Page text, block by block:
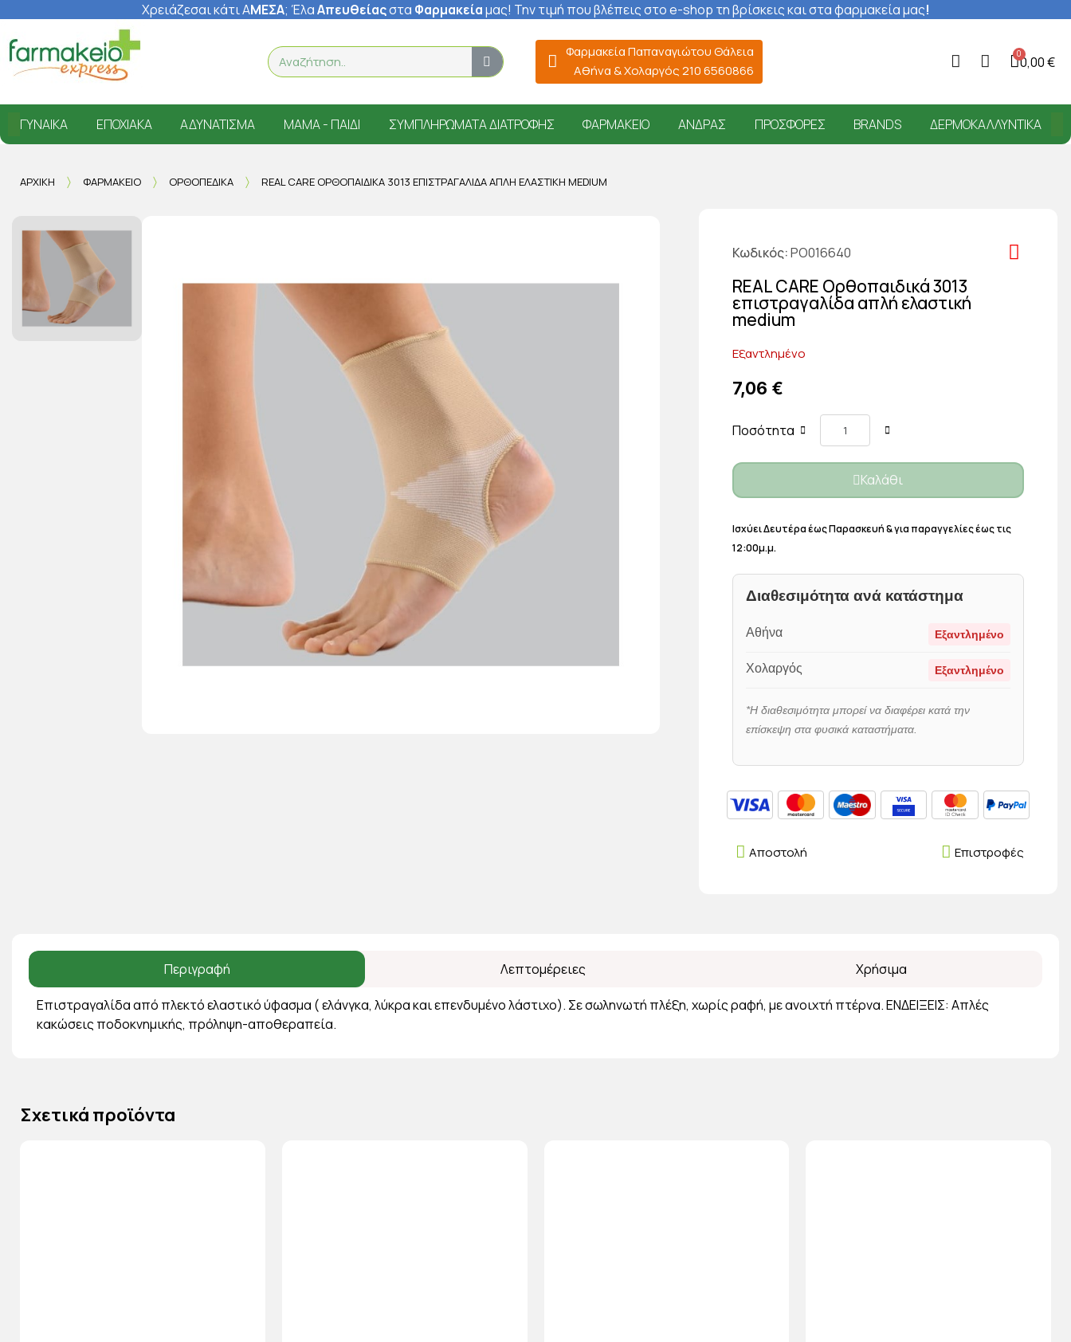
Χρειάζεσαι κάτι ΑΜΕΣΑ; ΈλαΑπευθείαςστα Φαρμακείαμας! Την τιμή που βλέπεις στο e-shop τη βρίσκεις και στα φαρμακεία μας!
Φαρμακεία Παπαναγιώτου Θάλεια
Αθήνα & Χολαργός 210 6560866
0,00 €
ΓΥΝΑΊΚΑ ΕΠΟΧΙΑΚΆ ΑΔΥΝΆΤΙΣΜΑ ΜΑΜΆ - ΠΑΙΔΊ ΣΥΜΠΛΗΡΏΜΑΤΑ ΔΙΑΤΡΟΦΉΣ ΦΑΡΜΑΚΕΊΟ ΆΝΔΡΑΣ ΠΡΟΣΦΟΡΈΣ BRANDS ΔΕΡΜΟΚΑΛΛΥΝΤΙΚΆ
ΑΡΧΙΚΉ ΦΑΡΜΑΚΕΊΟ ΟΡΘΟΠΕΔΙΚΆ REAL CARE ΟΡΘΟΠΑΙΔΙΚΆ 3013 ΕΠΙΣΤΡΑΓΑΛΊΔΑ ΑΠΛΉ ΕΛΑΣΤΙΚΉ MEDIUM
Κωδικός PO016640
REAL CARE Ορθοπαιδικά 3013
επιστραγαλίδα απλή ελαστική
medium
Εξαντλημένο
7,06 €
Ποσότητα
Καλάθι
Ισχύει Δευτέρα έως Παρασκευή & για παραγγελίες έως τις
12:00μ.μ.
Διαθεσιμότητα ανά κατάστημα
Αθήνα Εξαντλημένο
Χολαργός Εξαντλημένο
*Η διαθεσιμότητα μπορεί να διαφέρει κατά την
επίσκεψη στα φυσικά καταστήματα.
Επιστροφές
Αποστολή
Περιγραφή Λεπτομέρειες Χρήσιμα
Επιστραγαλίδα από πλεκτό ελαστικό ύφασμα ( ελάνγκα, λύκρα και επενδυμένο λάστιχο). Σε σωληνωτή πλέξη, χωρίς ραφή, με ανοιχτή πτέρνα. ΕΝΔΕΙΞΕΙΣ: Απλές
κακώσεις ποδοκνημικής, πρόληψη-αποθεραπεία.
Σχετικά προϊόντα